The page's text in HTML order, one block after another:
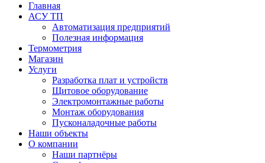
Главная
АСУ ТП
Автоматизация предприятий
Полезная информация
Термометрия
Магазин
Услуги
Разработка плат и устройств
Щитовое оборудование
Электромонтажные работы
Монтаж оборудования
Пусконаладочные работы
Наши объекты
О компании
Наши партнёры